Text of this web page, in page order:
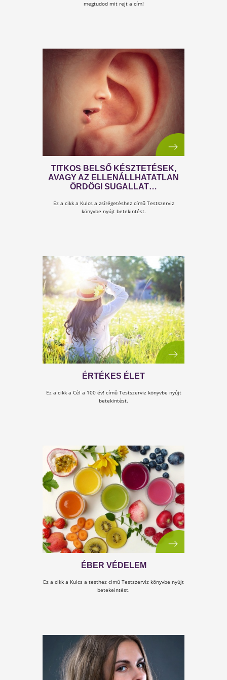
NŐK FÉRFI SZEMMEL
EGY IGAZI NŐ A NŐISÉGRŐL
KULCS A NŐISÉGHEZ - ÚJ
TESTSZERVIZ KÖNYV
Legújabb Kulcs könyvünk megjelent!